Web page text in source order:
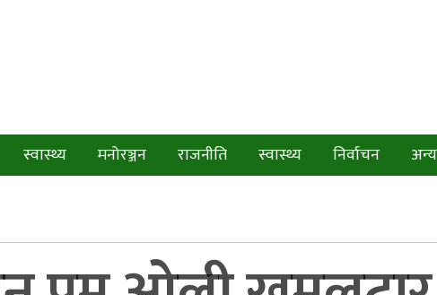
स्वास्थ्य मनोरञ्जन राजनीति स्वास्थ्य निर्वाचन अन्य